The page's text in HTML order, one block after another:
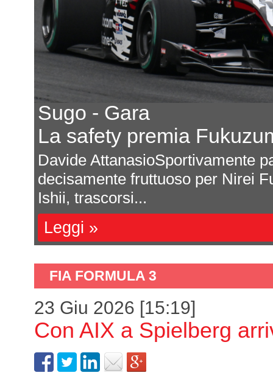
Sugo - Gara
La safety premia
Davide AttanasioSportivamente
decisamente fruttuoso per Nirei
Ishii, trascorsi...
Leggi »
FIA FORMULA 3
23 Giu 2026 [15:19]
Con AIX a Spielberg